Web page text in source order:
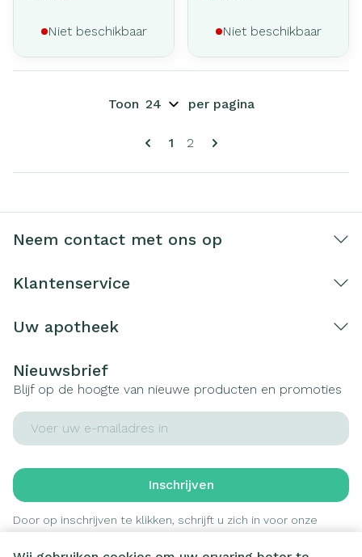
Niet beschikbaar Niet beschikbaar
U lees momenteel pagina
1 Pagina
2
Toon per pagina
Neem contact met ons op
Klantenservice
Uw apotheek
Nieuwsbrief
Blijf op de hoogte van nieuwe producten en promoties
E-mail adres
Inschrijven
Door op inschrijven te klikken, schrijft u zich in voor onze
nieuwsbrief en gaat u akkoord met onzeprivacy policy.